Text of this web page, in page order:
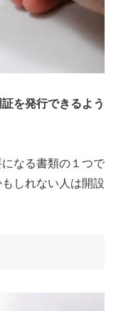
を発行できるよう
なる書類の１つで
しれない人は開設